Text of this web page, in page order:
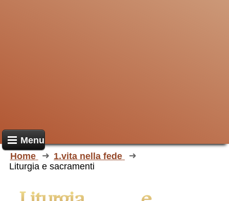
Menu
Home
1.vita nella fede
Liturgia e sacramenti